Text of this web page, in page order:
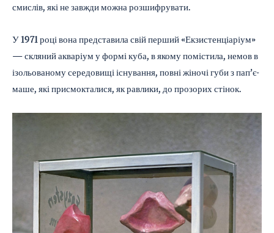
смислів, які не завжди можна розшифрувати.
У 1971 році вона представила свій перший «Екзистенціаріум»
— скляний акваріум у формі куба, в якому помістила, немов в
ізольованому середовищі існування, повні жіночі губи з пап’є-
маше, які присмокталися, як равлики, до прозорих стінок.